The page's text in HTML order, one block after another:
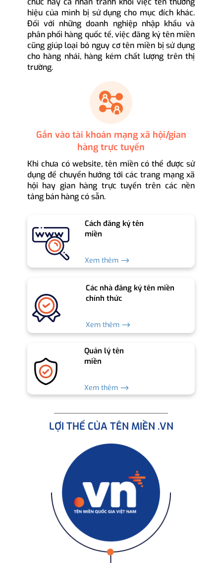
hiệu của mình bị sử dụng cho mục đích khác.
Đối với những doanh nghiệp nhập khẩu và
phân phối hàng quốc tế, việc đăng ký tên miền
cũng giúp loại bỏ nguy cơ tên miền bị sử dụng
cho hàng nhái, hàng kém chất lượng trên thị
trường.
Gắn vào tài khoản mạng xã hội/gian
hàng trực tuyến
Khi chưa có website, tên miền có thể được sử
dụng để chuyển hướng tới các trang mạng xã
hội hay gian hàng trực tuyến trên các nền
tảng bán hàng có sẵn.
Cách đăng ký tên
miền
Xem thêm ⟶
Các nhà đăng ký tên miền
chính thức
Xem thêm ⟶
Quản lý tên
miền
Xem thêm ⟶
LỢI THẾ CỦA TÊN MIỀN .VN